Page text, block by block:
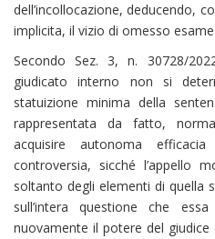
dell’incollocazione, deducendo,
implicita, il vizio di omesso
Secondo Sez. 3, n. 30728/
giudicato interno non si
statuizione minima della
rappresentata da fatto,
acquisire autonoma
controversia, sicché l’appello
soltanto degli elementi di quella
sull’intera questione che
nuovamente il potere del giudice